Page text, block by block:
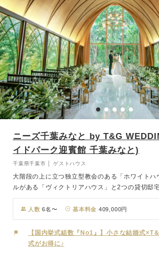
ニーズ千葉みなと by T&G
イドパーク迎賓館 千葉みなと)
千葉県千葉市 │ ゲストハウス
大階段の上に立つ独立型教会のある「ホワイトハ
ルがある「ヴィクトリアハウス」と2つの貸切邸
お好みで選ぶことが可能。豊かな表情の木に包ま
ージンロード。その先にある祭壇を照らす、柔ら
しつつもどこか優しい空気で満ちたこの場所は、
しくありたい、そんなおふたりに相応しい空間で
人数 6名〜 基本料金 409,000円
【国内挙式組数『No1』】小さな結婚式
式がお得に♪